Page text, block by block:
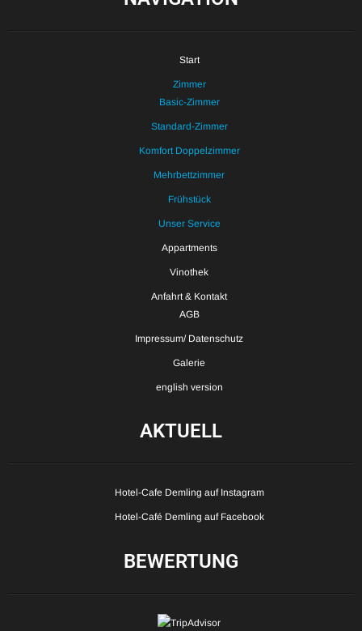
Start
Zimmer
Basic-Zimmer
Standard-Zimmer
Komfort Doppelzimmer
Mehrbettzimmer
Frühstück
Unser Service
Appartments
Vinothek
Anfahrt & Kontakt
AGB
Impressum/ Datenschutz
Galerie
english version
AKTUELL
Hotel-Cafe Demling auf Instagram
Hotel-Café Demling auf Facebook
BEWERTUNG